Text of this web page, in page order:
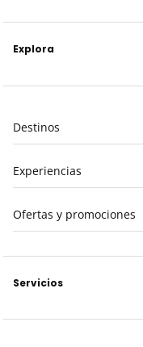
Explora
Destinos
Experiencias
Ofertas y promociones
Servicios